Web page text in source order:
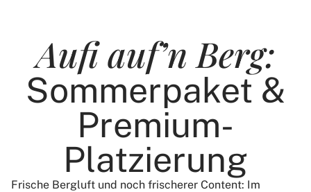
Aufi auf’n Berg:
Sommerpaket &
Premium-
Platzierung
Frische Bergluft und noch frischerer Content: Im